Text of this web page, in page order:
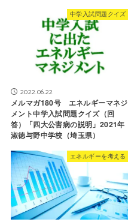
中学入試問題クイズ
2022.06.22
メルマガ180号 エネルギーマネジ
メント中学入試問題クイズ（回
答）「四大公害病の説明」2021年
淑徳与野中学校（埼玉県）
エネルギーを考える